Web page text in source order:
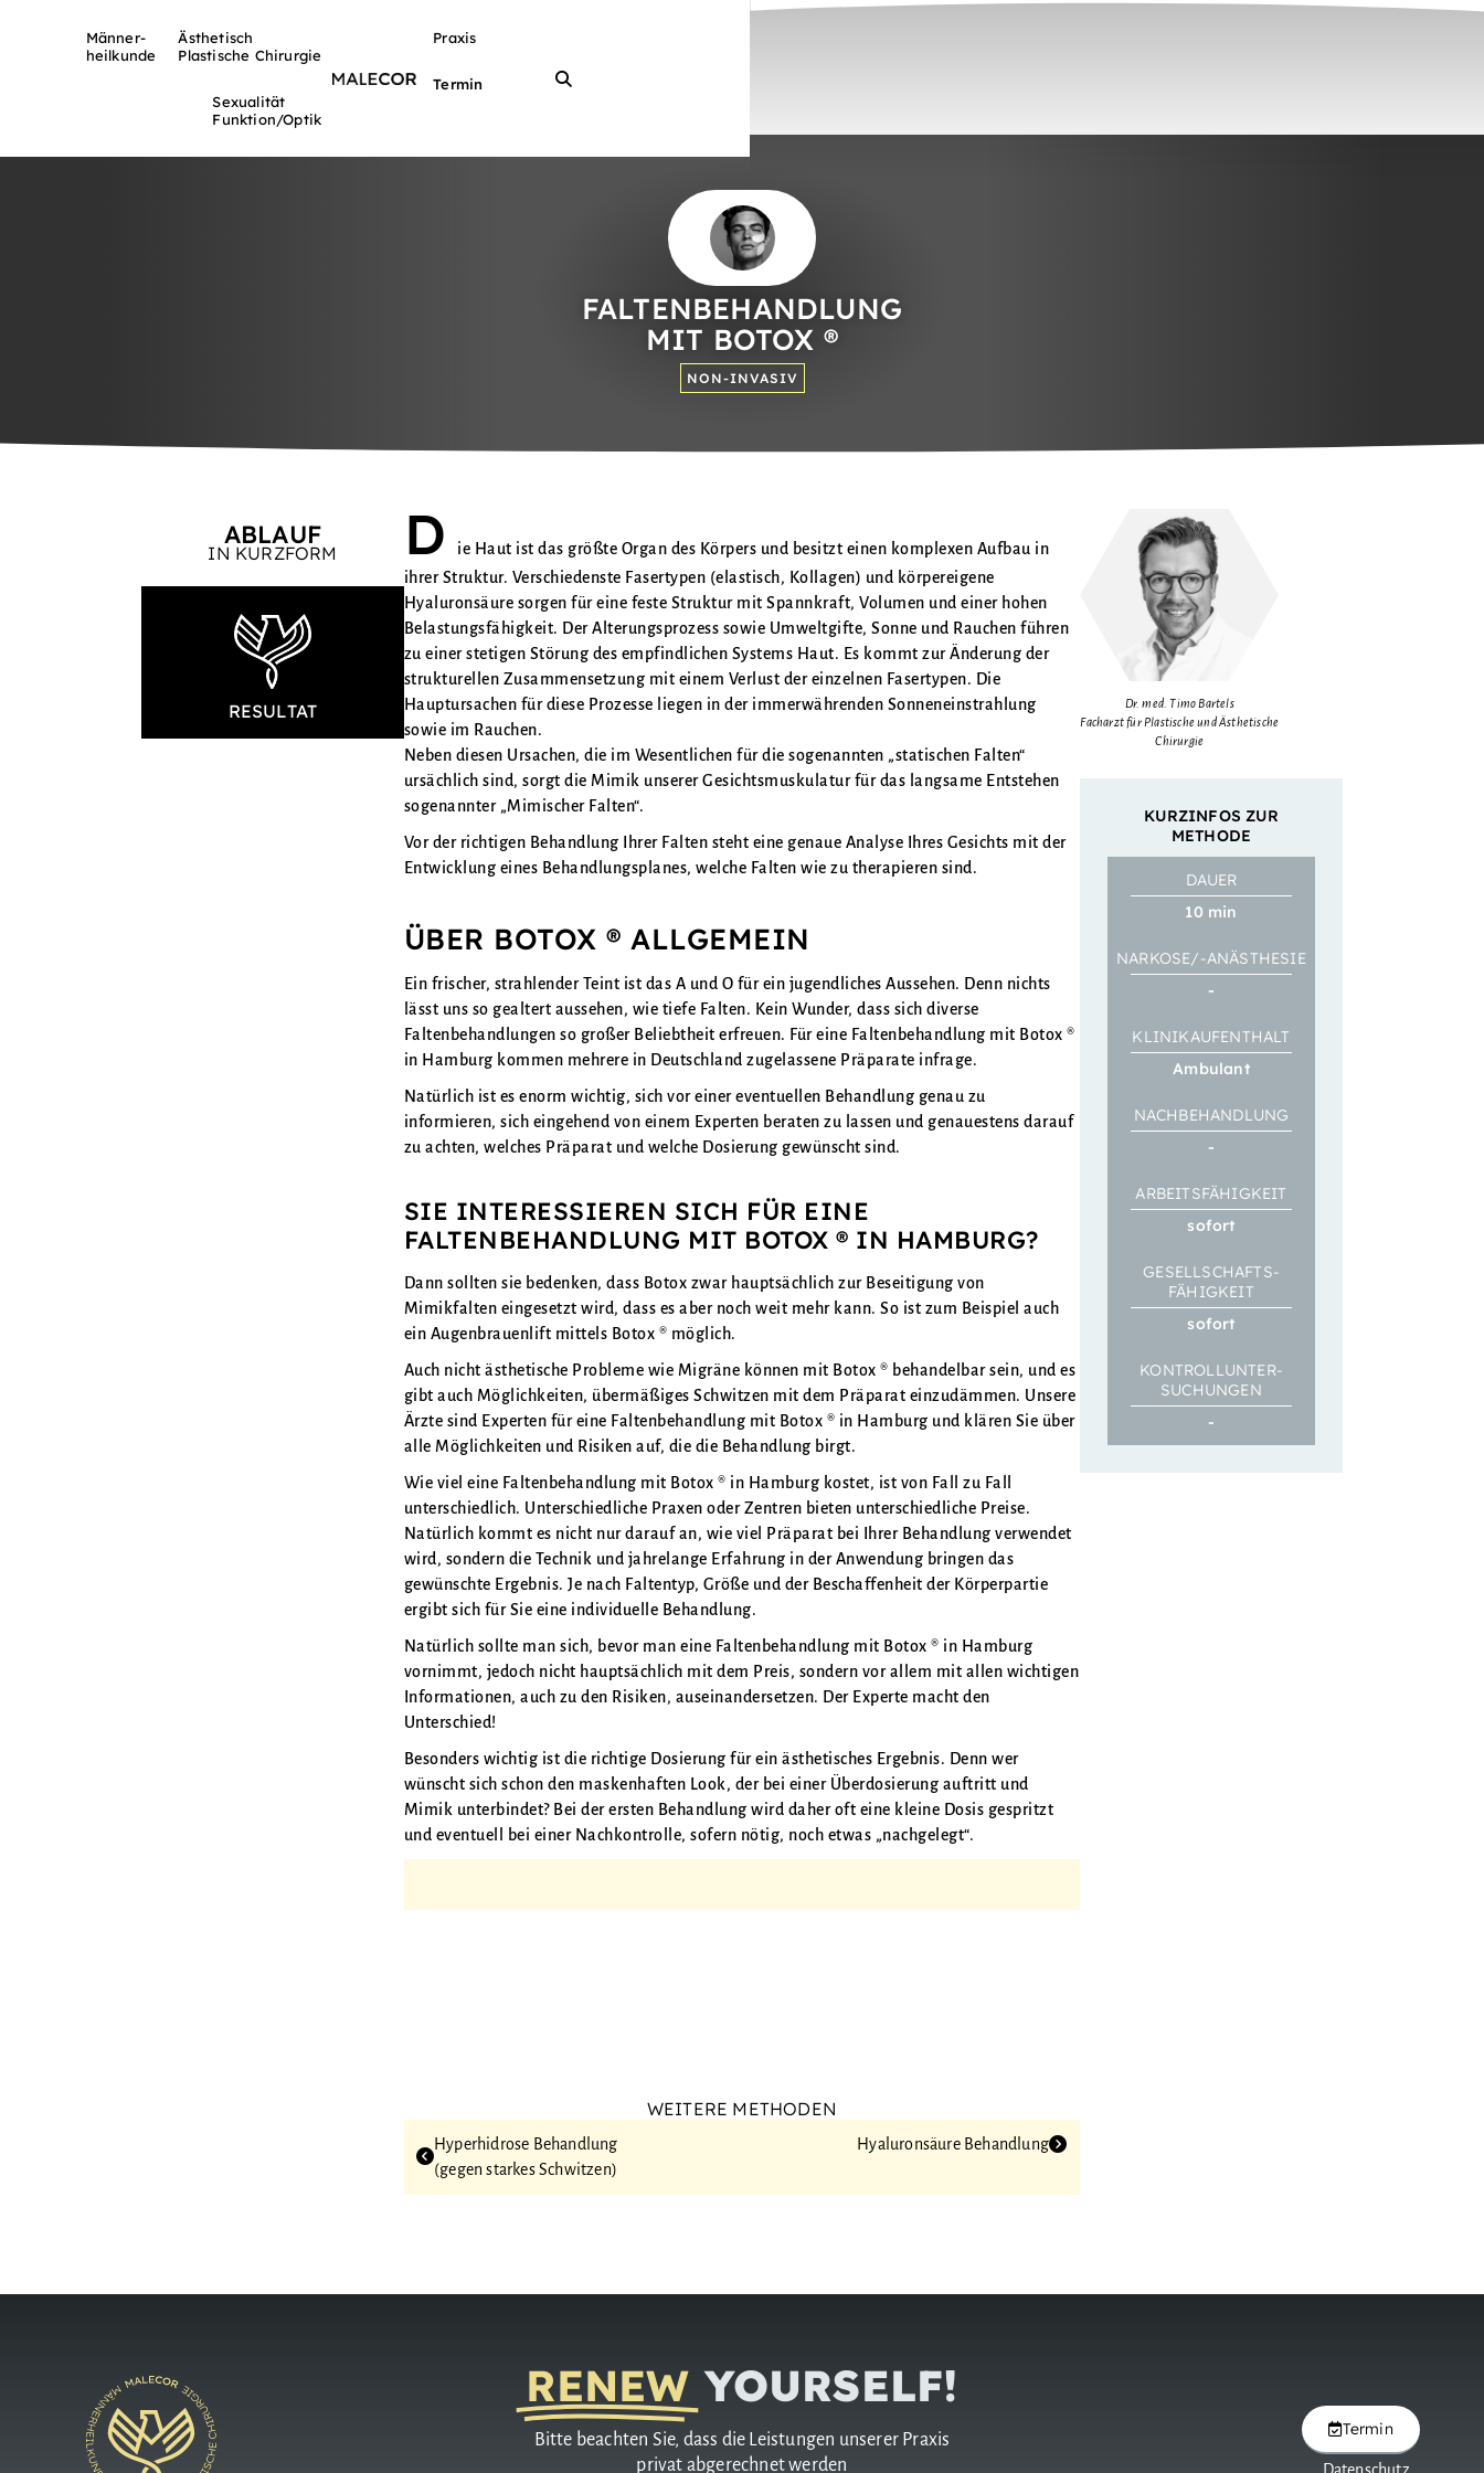
Männer-
heilkunde
Ästhetisch
Plastische Chirurgie
Sexualität
Funktion/Optik
Praxis
Termin
FALTEN­BEHANDLUNG
MIT BOTOX ®
NON-INVASIV
ABLAUF
IN KURZFORM
RESULTAT
D
ie Haut ist das größte Organ des Körpers und besitzt einen komplexen Aufbau in
ihrer Struktur. Verschiedenste Fasertypen (elastisch, Kollagen) und körpereigene
Hyaluronsäure sorgen für eine feste Struktur mit Spannkraft, Volumen und einer hohen
Belastungsfähigkeit. Der Alterungsprozess sowie Umweltgifte, Sonne und Rauchen führen
zu einer stetigen Störung des empfindlichen Systems Haut. Es kommt zur Änderung der
strukturellen Zusammensetzung mit einem Verlust der einzelnen Fasertypen. Die
Hauptursachen für diese Prozesse liegen in der immerwährenden Sonneneinstrahlung
sowie im Rauchen.
Neben diesen Ursachen, die im Wesentlichen für die sogenannten „statischen Falten“
ursächlich sind, sorgt die Mimik unserer Gesichtsmuskulatur für das langsame Entstehen
sogenannter „Mimischer Falten“.
Vor der richtigen Behandlung Ihrer Falten steht eine genaue Analyse Ihres Gesichts mit der
Entwicklung eines Behandlungsplanes, welche Falten wie zu therapieren sind.
ÜBER BOTOX ® ALLGEMEIN
Ein frischer, strahlender Teint ist das A und O für ein jugendliches Aussehen. Denn nichts
lässt uns so gealtert aussehen, wie tiefe Falten. Kein Wunder, dass sich diverse
Faltenbehandlungen so großer Beliebtheit erfreuen. Für eine Faltenbehandlung mit Botox ®
in Hamburg kommen mehrere in Deutschland zugelassene Präparate infrage.
Natürlich ist es enorm wichtig, sich vor einer eventuellen Behandlung genau zu
informieren, sich eingehend von einem Experten beraten zu lassen und genauestens darauf
zu achten, welches Präparat und welche Dosierung gewünscht sind.
SIE INTERESSIEREN SICH FÜR EINE
FALTENBEHANDLUNG MIT BOTOX ® IN HAMBURG?
Dann sollten sie bedenken, dass Botox zwar hauptsächlich zur Beseitigung von
Mimikfalten eingesetzt wird, dass es aber noch weit mehr kann. So ist zum Beispiel auch
ein Augenbrauenlift mittels Botox ® möglich.
Auch nicht ästhetische Probleme wie Migräne können mit Botox ® behandelbar sein, und es
gibt auch Möglichkeiten, übermäßiges Schwitzen mit dem Präparat einzudämmen. Unsere
Ärzte sind Experten für eine Faltenbehandlung mit Botox ® in Hamburg und klären Sie über
alle Möglichkeiten und Risiken auf, die die Behandlung birgt.
Wie viel eine Faltenbehandlung mit Botox ® in Hamburg kostet, ist von Fall zu Fall
unterschiedlich. Unterschiedliche Praxen oder Zentren bieten unterschiedliche Preise.
Natürlich kommt es nicht nur darauf an, wie viel Präparat bei Ihrer Behandlung verwendet
wird, sondern die Technik und jahrelange Erfahrung in der Anwendung bringen das
gewünschte Ergebnis. Je nach Faltentyp, Größe und der Beschaffenheit der Körperpartie
ergibt sich für Sie eine individuelle Behandlung.
Natürlich sollte man sich, bevor man eine Faltenbehandlung mit Botox ® in Hamburg
vornimmt, jedoch nicht hauptsächlich mit dem Preis, sondern vor allem mit allen wichtigen
Informationen, auch zu den Risiken, auseinandersetzen. Der Experte macht den
Unterschied!
Besonders wichtig ist die richtige Dosierung für ein ästhetisches Ergebnis. Denn wer
wünscht sich schon den maskenhaften Look, der bei einer Überdosierung auftritt und
Mimik unterbindet? Bei der ersten Behandlung wird daher oft eine kleine Dosis gespritzt
und eventuell bei einer Nachkontrolle, sofern nötig, noch etwas „nachgelegt“.
Dr. med. Timo Bartels
Facharzt für Plastische und Ästhetische
Chirurgie
KURZINFOS ZUR
METHODE
DAUER
10 min
NARKOSE/-ANÄSTHESIE
-
KLINIK­­AUFENTHALT
Ambulant
NACH­BEHANDLUNG
-
ARBEITS­FÄHIGKEIT
sofort
GESELL­SCHAFTS­­
FÄHIGKEIT
sofort
KONTROLL­­UNTER­
SUCHUNGEN
-
WEITERE METHODEN
Hyper­hidrose Behandlung
(gegen starkes Schwitzen)
Hyaluron­säure Behandlung
RENEW YOURSELF!
Bitte beachten Sie, dass die Leistungen unserer Praxis
privat abgerechnet werden
Termin